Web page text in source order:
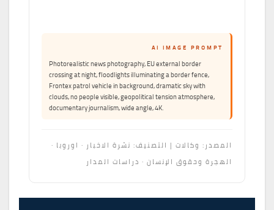
AI IMAGE PROMPT
Photorealistic news photography, EU external border
crossing at night, floodlights illuminating a border fence,
Frontex patrol vehicle in background, dramatic sky with
clouds, no people visible, geopolitical tension atmosphere,
documentary journalism, wide angle, 4K.
المصدر: وكالات | التصنيف: نشرة الاخبار · اوروبا ·
الهجرة وحقوق الإنسان · دراسات المدار